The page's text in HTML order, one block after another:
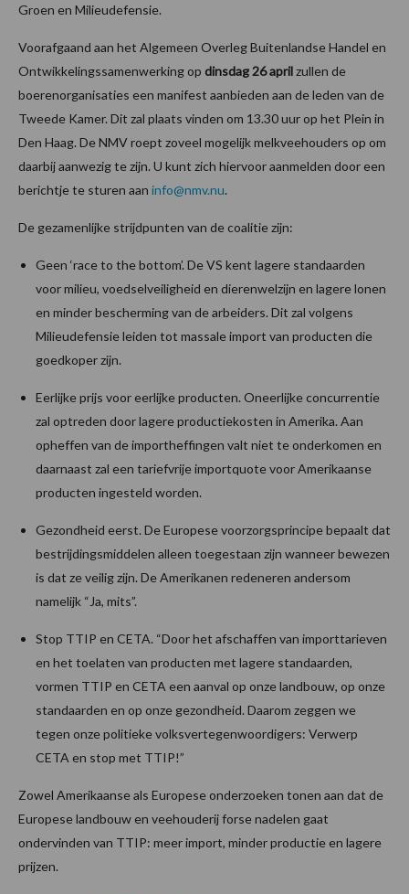
Groen en Milieudefensie.
Voorafgaand aan het Algemeen Overleg Buitenlandse Handel en
Ontwikkelingssamenwerking op dinsdag 26 aprilzullen de
boerenorganisaties een manifest aanbieden aan de leden van de
Tweede Kamer. Dit zal plaats vinden om 13.30 uur op het Plein in
Den Haag. De NMV roept zoveel mogelijk melkveehouders op om
daarbij aanwezig te zijn. U kunt zich hiervoor aanmelden door een
berichtje te sturen aan info@nmv.nu.
De gezamenlijke strijdpunten van de coalitie zijn:
Geen ‘race to the bottom’. De VS kent lagere standaarden
voor milieu, voedselveiligheid en dierenwelzijn en lagere lonen
en minder bescherming van de arbeiders. Dit zal volgens
Milieudefensie leiden tot massale import van producten die
goedkoper zijn.
Eerlijke prijs voor eerlijke producten. Oneerlijke concurrentie
zal optreden door lagere productiekosten in Amerika. Aan
opheffen van de importheffingen valt niet te onderkomen en
daarnaast zal een tariefvrije importquote voor Amerikaanse
producten ingesteld worden.
Gezondheid eerst. De Europese voorzorgsprincipe bepaalt dat
bestrijdingsmiddelen alleen toegestaan zijn wanneer bewezen
is dat ze veilig zijn. De Amerikanen redeneren andersom
namelijk “Ja, mits”.
Stop TTIP en CETA. “Door het afschaffen van importtarieven
en het toelaten van producten met lagere standaarden,
vormen TTIP en CETA een aanval op onze landbouw, op onze
standaarden en op onze gezondheid. Daarom zeggen we
tegen onze politieke volksvertegenwoordigers: Verwerp
CETA en stop met TTIP!”
Zowel Amerikaanse als Europese onderzoeken tonen aan dat de
Europese landbouw en veehouderij forse nadelen gaat
ondervinden van TTIP: meer import, minder productie en lagere
prijzen.